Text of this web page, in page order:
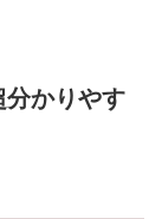
分かりやす